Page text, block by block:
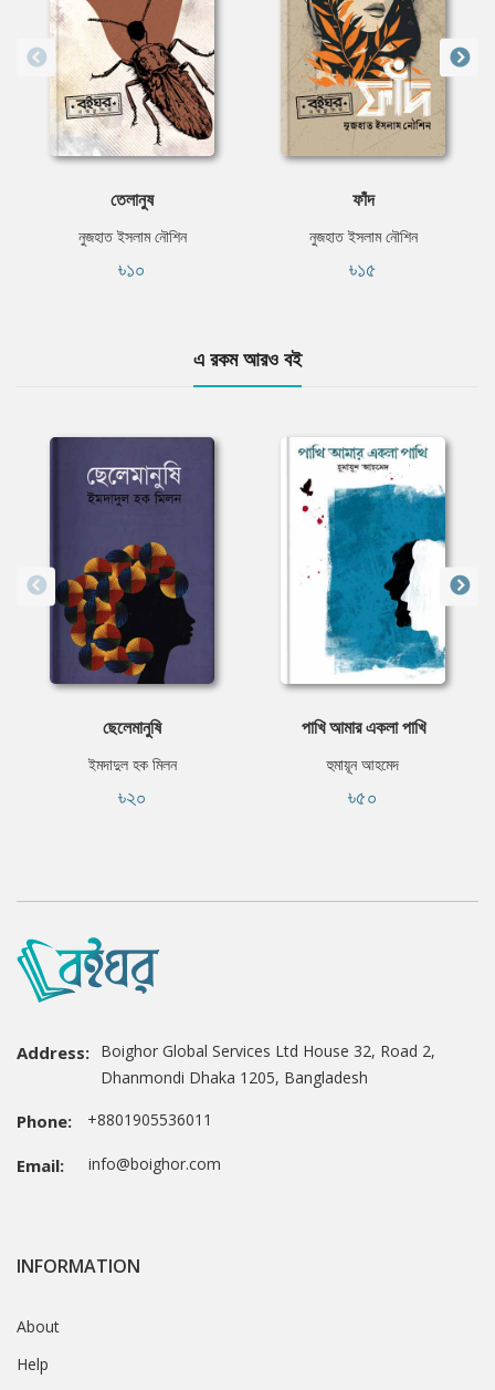
তেলানুষ
নুজহাত ইসলাম নৌশিন
৳১০
ফাঁদ
নুজহাত ইসলাম নৌশিন
৳১৫
এ রকম আরও বই
ছেলেমানুষি
ইমদাদুল হক মিলন
৳২০
পাখি আমার একলা পাখি
হুমায়ূন আহমেদ
৳৫০
Address: Boighor Global Services Ltd House 32, Road 2,
Dhanmondi Dhaka 1205, Bangladesh
Phone: +8801905536011
Email: info@boighor.com
INFORMATION
About
Help